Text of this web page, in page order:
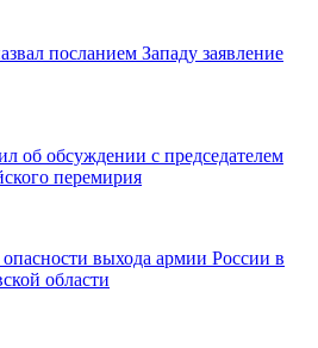
посланием Западу заявление
об обсуждении с председателем
перемирия
выхода армии России в
области